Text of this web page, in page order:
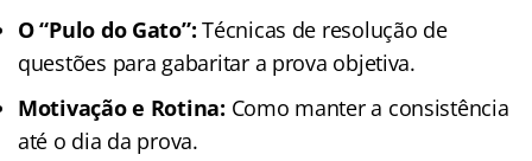
O “Pulo do Gato”: Técnicas de resolução de
questões para gabaritar a prova objetiva.
Motivação e Rotina: Como manter a consistência
até o dia da prova.